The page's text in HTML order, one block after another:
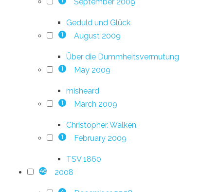
Geduld und Glück
1 August 2009
Über die Dummheitsvermutung
1 May 2009
misheard
1 March 2009
Christopher. Walken.
1 February 2009
TSV 1860
46 2008